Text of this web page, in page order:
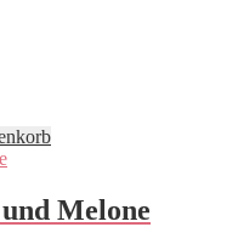
Melone